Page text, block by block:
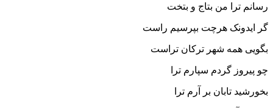
رسانم ترا من بتاج و بتخت‏
گر ایدونک هرچت بپرسیم راست
بگویى همه شهر ترکان تراست‏
چو پیروز گردم سپارم ترا
بخورشید تابان بر آرم ترا